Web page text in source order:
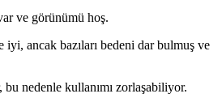
ve görünümü hoş.
iyi, ancak bazıları bedeni dar bulmuş ve
bu nedenle kullanımı zorlaşabiliyor.